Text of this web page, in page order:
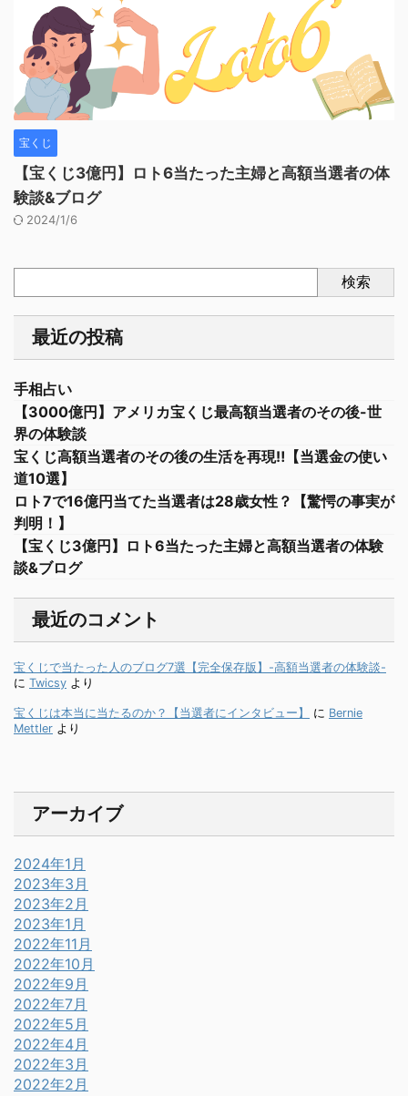
宝くじ
【宝くじ3億円】ロト6当たった主婦と高額当選者の体
験談&ブログ
2024/1/6
検索
最近の投稿
手相占い
【3000億円】アメリカ宝くじ最高額当選者のその後-世
界の体験談
宝くじ高額当選者のその後の生活を再現‼︎【当選金の使い
道10選】
ロト7で16億円当てた当選者は28歳女性？【驚愕の事実が
判明！】
【宝くじ3億円】ロト6当たった主婦と高額当選者の体験
談&ブログ
最近のコメント
宝くじで当たった人のブログ7選【完全保存版】-高額当選者の体験談-
に Twicsy より
宝くじは本当に当たるのか？【当選者にインタビュー】 に Bernie
Mettler より
アーカイブ
2024年1月
2023年3月
2023年2月
2023年1月
2022年11月
2022年10月
2022年9月
2022年7月
2022年5月
2022年4月
2022年3月
2022年2月